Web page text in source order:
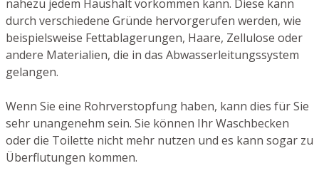
nahezu jedem Haushalt vorkommen kann. Diese kann
durch verschiedene Gründe hervorgerufen werden, wie
beispielsweise Fettablagerungen, Haare, Zellulose oder
andere Materialien, die in das Abwasserleitungssystem
gelangen.
Wenn Sie eine Rohrverstopfung haben, kann dies für Sie
sehr unangenehm sein. Sie können Ihr Waschbecken
oder die Toilette nicht mehr nutzen und es kann sogar zu
Überflutungen kommen.